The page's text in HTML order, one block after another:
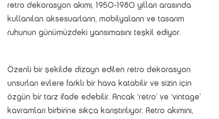
retro dekorasyon akımı, 1950-1980 yılları arasında
kullanılan aksesuarların, mobilyaların ve tasarım
ruhunun günümüzdeki yansımasını teşkil ediyor.
Özenli bir şekilde dizayn edilen retro dekorasyon
unsurları evlere farklı bir hava katabilir ve sizin için
özgün bir tarz ifade edebilir. Ancak ‘retro’ ve ‘vintage’
kavramları birbirine sıkça karıştırılıyor. Retro akımını,